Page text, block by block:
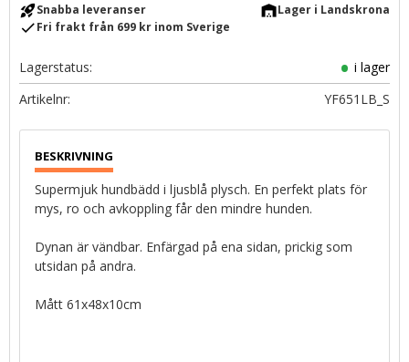
rocket_launchSnabba leveranser warehouseLager i Landskrona
checkFri frakt från 699 kr inom Sverige
Lagerstatus
i lager
Artikelnr
YF651LB_S
Supermjuk hundbädd i ljusblå plysch. En perfekt plats för
mys, ro och avkoppling får den mindre hunden.
Dynan är vändbar. Enfärgad på ena sidan, prickig som
utsidan på andra.
Mått 61x48x10cm